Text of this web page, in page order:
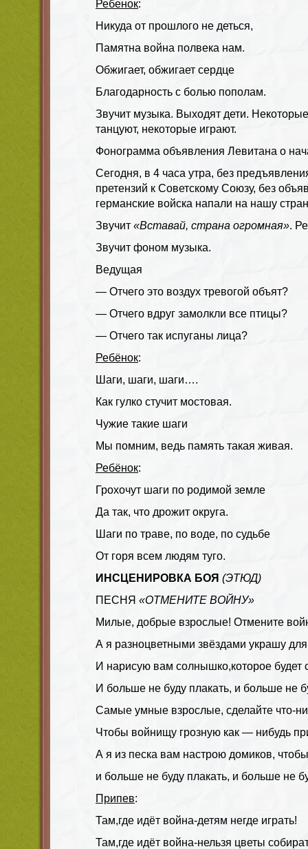
Ребенок:
Никуда от прошлого не деться,
Памятна война полвека нам.
Обжигает, обжигает сердце
Благодарность с болью пополам.
Звучит музыка. Выходят дети.
танцуют, некоторые играют.
Фонограмма объявления Левитана о
Сегодня, в 4 часа утра, без
претензий к Советскому Союзу, без
германские войска напали на нашу
Звучит «Вставай, страна огромная».
Звучит фоном музыка.
Ведущая
— Отчего это воздух тревогой объят?
— Отчего вдруг замолкли все птицы?
— Отчего так испуганы лица?
Ребёнок:
Шаги, шаги, шаги….
Как гулко стучит мостовая.
Чужие такие шаги
Мы помним, ведь память такая живая.
Ребёнок:
Грохочут шаги по родимой земле
Да так, что дрожит округа.
Шаги по траве, по воде, по судьбе
От горя всем людям туго.
ИНСЦЕНИРОВКА БОЯ (ЭТЮД)
ПЕСНЯ «ОТМЕНИТЕ ВОЙНУ»
Милые, добрые взрослые! Отмените
А я разноцветными звёздами украшу для
И нарисую вам солнышко,которое будет
И больше не буду плакать, и больше не
Самые умные взрослые, сделайте что-
Чтобы войнищу грозную как — нибудь
А я из песка вам настрою домиков,
и больше не буду плакать, и больше не
Припев:
Там,где идёт война-детям негде играть!
Там,где идёт война-нельзя цветы